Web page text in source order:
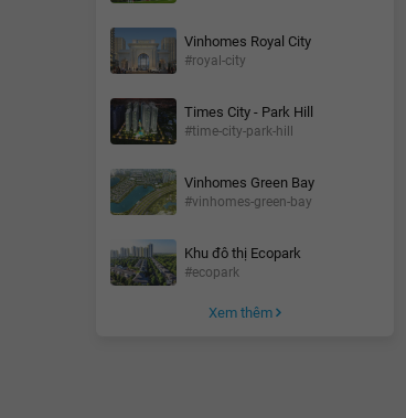
Vinhomes Royal City
#royal-city
Times City - Park Hill
#time-city-park-hill
Vinhomes Green Bay
#vinhomes-green-bay
Khu đô thị Ecopark
#ecopark
Xem thêm